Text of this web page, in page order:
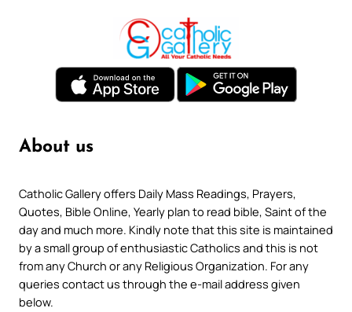
About us
Catholic Gallery offers Daily Mass Readings, Prayers,
Quotes, Bible Online, Yearly plan to read bible, Saint of the
day and much more. Kindly note that this site is maintained
by a small group of enthusiastic Catholics and this is not
from any Church or any Religious Organization. For any
queries contact us through the e-mail address given
below.